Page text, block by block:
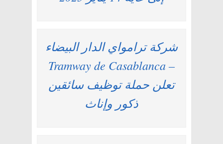
شركة ترامواي الدار البيضاء
– Tramway de Casablanca
تعلن حملة توظيف سائقين
ذكور وإناث